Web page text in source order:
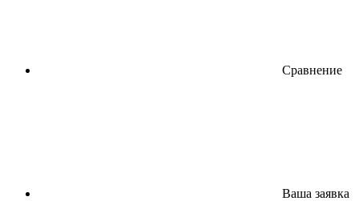
Сравнение
Ваша заявка